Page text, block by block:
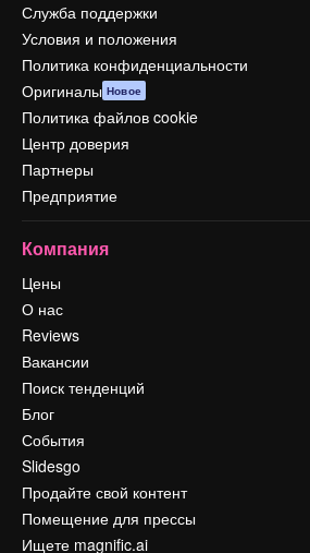
Служба поддержки
Условия и положения
Политика конфиденциальности
Оригиналы Новое
Политика файлов cookie
Центр доверия
Партнеры
Предприятие
Компания
Цены
О нас
Reviews
Вакансии
Поиск тенденций
Блог
События
Slidesgo
Продайте свой контент
Помещение для прессы
Ищете magnific.ai